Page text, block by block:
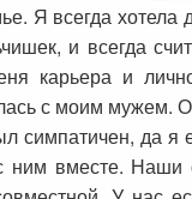
Я всегда хотела
и всегда
карьера и
с моим мужем.
симпатичен, да я
вместе. Наши